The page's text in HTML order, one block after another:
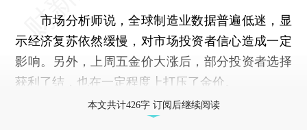
市场分析师说，全球制造业数据普遍低迷，显
示经济复苏依然缓慢，对市场投资者信心造成一定
影响。另外，上周五金价大涨后，部分投资者选择
获利了结，也在一定程度上打压了金价。
本文共计426字 订阅后继续阅读